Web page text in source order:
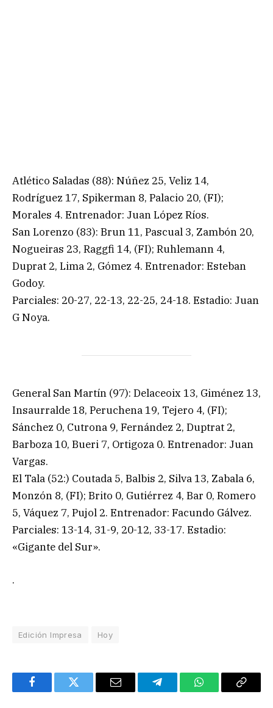
Atlético Saladas (88): Núñez 25, Veliz 14,
Rodríguez 17, Spikerman 8, Palacio 20, (FI);
Morales 4. Entrenador: Juan López Ríos.
San Lorenzo (83): Brun 11, Pascual 3, Zambón 20,
Nogueiras 23, Raggfi 14, (FI); Ruhlemann 4,
Duprat 2, Lima 2, Gómez 4. Entrenador: Esteban
Godoy.
Parciales: 20-27, 22-13, 22-25, 24-18. Estadio: Juan
G Noya.
General San Martín (97): Delaceoix 13, Giménez 13,
Insaurralde 18, Peruchena 19, Tejero 4, (FI);
Sánchez 0, Cutrona 9, Fernández 2, Duptrat 2,
Barboza 10, Bueri 7, Ortigoza 0. Entrenador: Juan
Vargas.
El Tala (52:) Coutada 5, Balbis 2, Silva 13, Zabala 6,
Monzón 8, (FI); Brito 0, Gutiérrez 4, Bar 0, Romero
5, Váquez 7, Pujol 2. Entrenador: Facundo Gálvez.
Parciales: 13-14, 31-9, 20-12, 33-17. Estadio:
«Gigante del Sur».
.
Edición Impresa Hoy
FacebookTwitter Email TelegramWhatsAppCopy